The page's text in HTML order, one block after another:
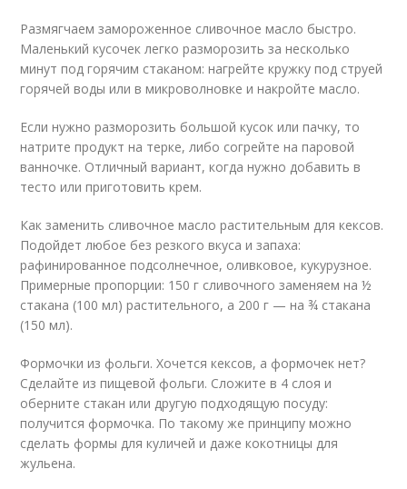
Размягчаем замороженное сливочное масло быстро.
Маленький кусочек легко разморозить за несколько
минут под горячим стаканом: нагрейте кружку под струей
горячей воды или в микроволновке и накройте масло.
Если нужно разморозить большой кусок или пачку, то
натрите продукт на терке, либо согрейте на паровой
ванночке. Отличный вариант, когда нужно добавить в
тесто или приготовить крем.
Как заменить сливочное масло растительным для кексов.
Подойдет любое без резкого вкуса и запаха:
рафинированное подсолнечное, оливковое, кукурузное.
Примерные пропорции: 150 г сливочного заменяем на ½
стакана (100 мл) растительного, а 200 г — на ¾ стакана
(150 мл).
Формочки из фольги. Хочется кексов, а формочек нет?
Сделайте из пищевой фольги. Сложите в 4 слоя и
оберните стакан или другую подходящую посуду:
получится формочка. По такому же принципу можно
сделать формы для куличей и даже кокотницы для
жульена.